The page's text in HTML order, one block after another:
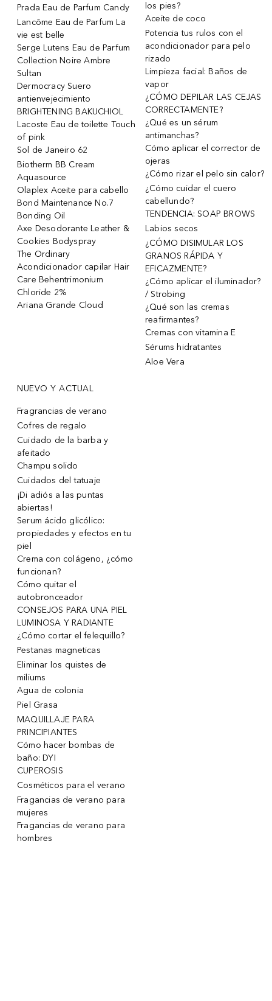
Prada Eau de Parfum Candy
Lancôme Eau de Parfum La
vie est belle
Serge Lutens Eau de Parfum
Collection Noire Ambre
Sultan
Dermocracy Suero
antienvejecimiento
BRIGHTENING BAKUCHIOL
Lacoste Eau de toilette Touch
of pink
Sol de Janeiro 62
Biotherm BB Cream
Aquasource
Olaplex Aceite para cabello
Bond Maintenance No.7
Bonding Oil
Axe Desodorante Leather &
Cookies Bodyspray
The Ordinary
Acondicionador capilar Hair
Care Behentrimonium
Chloride 2%
Ariana Grande Cloud
los pies?
Aceite de coco
Potencia tus rulos con el
acondicionador para pelo
rizado
Limpieza facial: Baños de
vapor
¿CÓMO DEPILAR LAS CEJAS
CORRECTAMENTE?
¿Qué es un sérum
antimanchas?
Cómo aplicar el corrector de
ojeras
¿Cómo rizar el pelo sin calor?
¿Cómo cuidar el cuero
cabellundo?
TENDENCIA: SOAP BROWS
Labios secos
¿CÓMO DISIMULAR LOS
GRANOS RÁPIDA Y
EFICAZMENTE?
¿Cómo aplicar el iluminador?
/ Strobing
¿Qué son las cremas
reafirmantes?
Cremas con vitamina E
Sérums hidratantes
Aloe Vera
NUEVO Y ACTUAL
Fragrancias de verano
Cofres de regalo
Cuidado de la barba y
afeitado
Champu solido
Cuidados del tatuaje
¡Di adiós a las puntas
abiertas!
Serum ácido glicólico:
propiedades y efectos en tu
piel
Crema con colágeno, ¿cómo
funcionan?
Cómo quitar el
autobronceador
CONSEJOS PARA UNA PIEL
LUMINOSA Y RADIANTE
¿Cómo cortar el felequillo?
Pestanas magneticas
Eliminar los quistes de
miliums
Agua de colonia
Piel Grasa
MAQUILLAJE PARA
PRINCIPIANTES
Cómo hacer bombas de
baño: DYI
CUPEROSIS
Cosméticos para el verano
Fragancias de verano para
mujeres
Fragancias de verano para
hombres